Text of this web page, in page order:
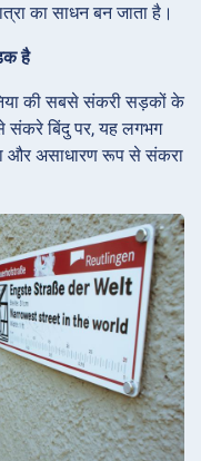
का साधन बन जाता है।
है
की सबसे संकरी सड़कों के
संकरे बिंदु पर, यह लगभग
और असाधारण रूप से संकरा